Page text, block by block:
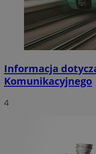
Informacja
Komunikacyjnego
4